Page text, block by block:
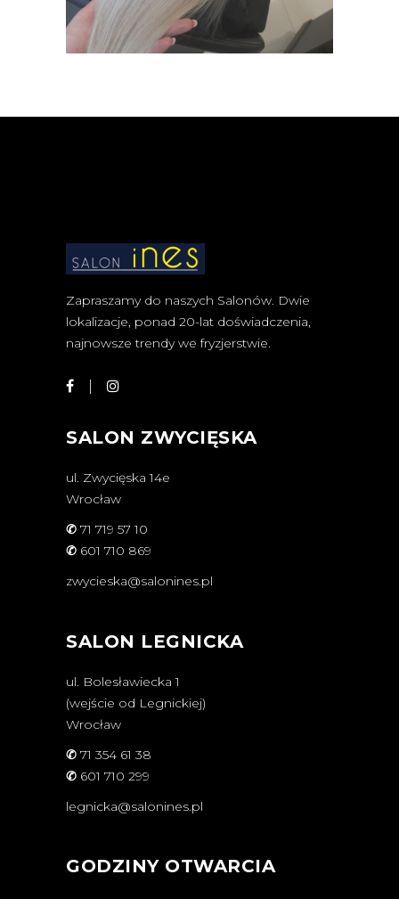
Zapraszamy do naszych Salonów. Dwie
lokalizacje, ponad 20-lat doświadczenia,
najnowsze trendy we fryzjerstwie.
SALON ZWYCIĘSKA
ul. Zwycięska 14e
Wrocław
✆ 71 719 57 10
✆ 601 710 869
zwycieska@salonines.pl
SALON LEGNICKA
ul. Bolesławiecka 1
(wejście od Legnickiej)
Wrocław
✆ 71 354 61 38
✆ 601 710 299
legnicka@salonines.pl
GODZINY OTWARCIA